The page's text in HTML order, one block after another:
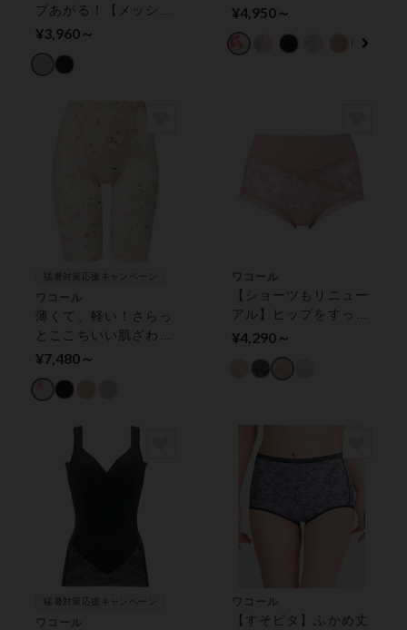
プあがる！【メッシュ
タイプ】 ガードル
¥3,960～
で【肌リフト】 ガー
¥4,950～
猛暑対策応援キャンペーン
ワコール
薄くて、軽い！さらっ
とここちいい肌ざわり
【極薄タイプ】 ガー
¥7,480～
ワコール
【ショーツもリニュー
アル】ヒップをすっぽ
り包みこんで、ここち
スショーツ
¥4,290～
猛暑対策応援キャンペーン
ワコール
ワコール
【すそピタ】ふかめ丈